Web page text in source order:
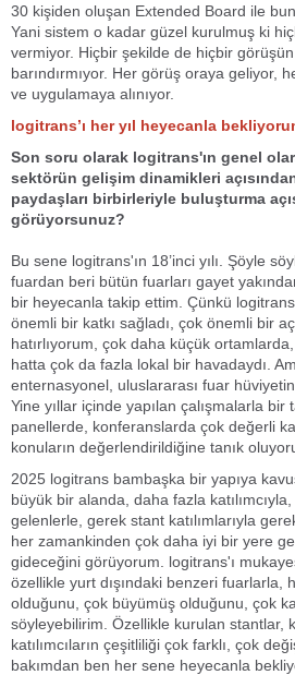
30 kişiden oluşan Extended Board ile
Yani sistem o kadar güzel kurulmuş ki
vermiyor. Hiçbir şekilde de hiçbir
barındırmıyor. Her görüş oraya geliyor,
ve uygulamaya alınıyor.
logitrans’ı her yıl heyecanla
Son soru olarak logitrans'ın genel
sektörün gelişim dinamikleri
paydaşları birbirleriyle buluşturma
görüyorsunuz?
Bu sene logitrans'ın 18’inci yılı. Şöyle
fuardan beri bütün fuarları gayet
bir heyecanla takip ettim. Çünkü
önemli bir katkı sağladı, çok önemli bir
hatırlıyorum, çok daha küçük ortamlarda,
hatta çok da fazla lokal bir havadaydı.
enternasyonel, uluslararası fuar
Yine yıllar içinde yapılan çalışmalarla bir
panellerde, konferanslarda çok değerli
konuların değerlendirildiğine tanık
2025 logitrans bambaşka bir yapıya
büyük bir alanda, daha fazla
gelenlerle, gerek stant katılımlarıyla
her zamankinden çok daha iyi bir yere
gideceğini görüyorum. logitrans'ı
özellikle yurt dışındaki benzeri fuarlarla,
olduğunu, çok büyümüş olduğunu, çok
söyleyebilirim. Özellikle kurulan stantlar,
katılımcıların çeşitliliği çok farklı, çok
bakımdan ben her sene heyecanla